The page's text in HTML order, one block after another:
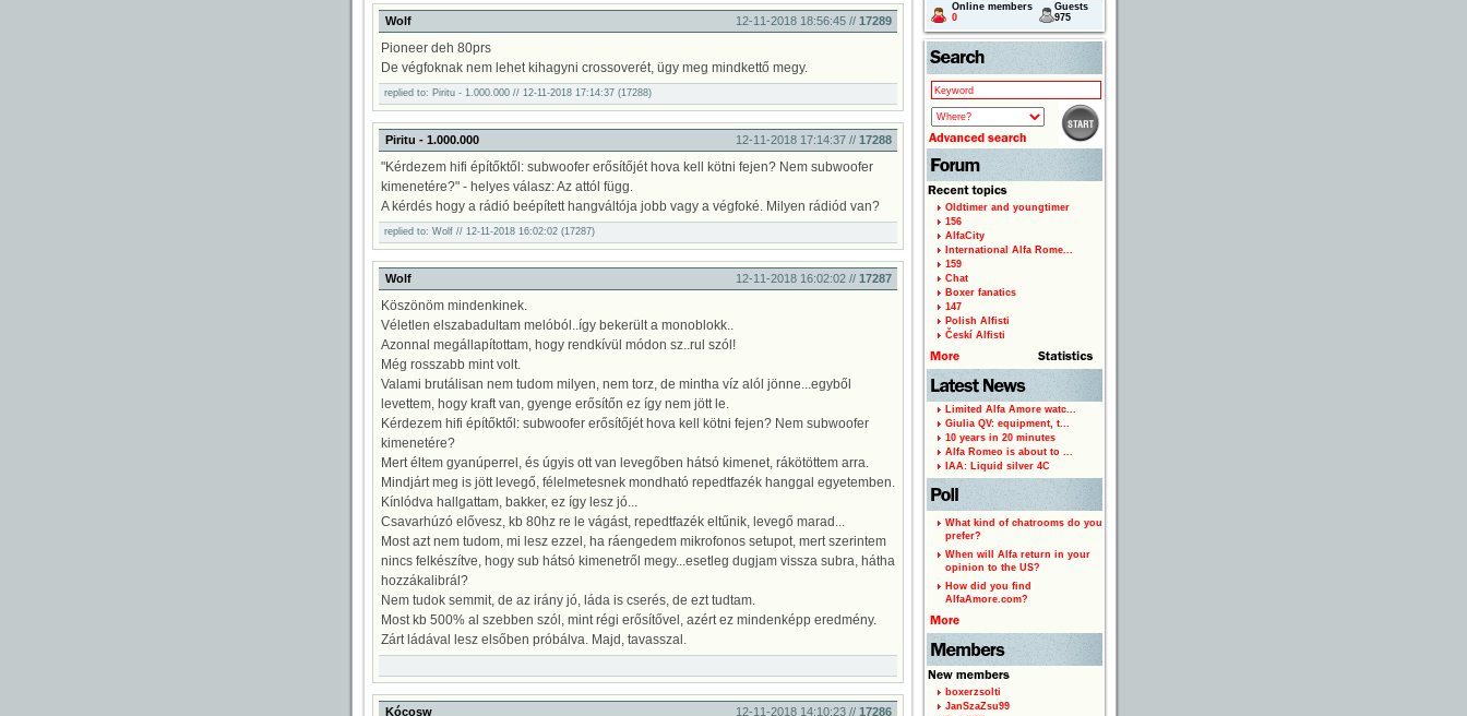
page page
Wolf 12-11-2018 18:56:45 // 17289
Pioneer deh 80prs
De végfoknak nem lehet kihagyni crossoverét, ügy meg mindkettő megy.
replied to: Piritu - 1.000.000 // 12-11-2018 17:14:37 (17288)
Piritu - 1.000.000 12-11-2018 17:14:37 // 17288
"Kérdezem hifi építőktől: subwoofer erősítőjét hova kell kötni fejen? Nem subwoofer
kimenetére?" - helyes válasz: Az attól függ.
A kérdés hogy a rádió beépített hangváltója jobb vagy a végfoké. Milyen rádiód van?
replied to: Wolf // 12-11-2018 16:02:02 (17287)
Wolf 12-11-2018 16:02:02 // 17287
Köszönöm mindenkinek.
Véletlen elszabadultam melóból..így bekerült a monoblokk..
Azonnal megállapítottam, hogy rendkívül módon sz..rul szól!
Még rosszabb mint volt.
Valami brutálisan nem tudom milyen, nem torz, de mintha víz alól jönne...egyből
levettem, hogy kraft van, gyenge erősítőn ez így nem jött le.
Kérdezem hifi építőktől: subwoofer erősítőjét hova kell kötni fejen? Nem subwoofer
kimenetére?
Mert éltem gyanúperrel, és úgyis ott van levegőben hátsó kimenet, rákötöttem arra.
Mindjárt meg is jött levegő, félelmetesnek mondható repedtfazék hanggal egyetemben.
Kínlódva hallgattam, bakker, ez így lesz jó...
Csavarhúzó elővesz, kb 80hz re le vágást, repedtfazék eltűnik, levegő marad...
Most azt nem tudom, mi lesz ezzel, ha ráengedem mikrofonos setupot, mert szerintem
nincs felkészítve, hogy sub hátsó kimenetről megy...esetleg dugjam vissza subra, hátha
hozzákalibrál?
Nem tudok semmit, de az irány jó, láda is cserés, de ezt tudtam.
Most kb 500% al szebben szól, mint régi erősítővel, azért ez mindenképp eredmény.
Zárt ládával lesz elsőben próbálva. Majd, tavasszal.
Kócosw 12-11-2018 14:10:23 // 17286
Online members
0
Guests
975
Oldtimer and youngtimer
156
AlfaCity
International Alfa Rome...
159
Chat
Boxer fanatics
147
Polish Alfisti
Českí Alfisti
Limited Alfa Amore watc...
Giulia QV: equipment, t...
10 years in 20 minutes
Alfa Romeo is about to ...
IAA: Liquid silver 4C
What kind of chatrooms do you
prefer?
When will Alfa return in your
opinion to the US?
How did you find
AlfaAmore.com?
boxerzsolti
JanSzaZsu99